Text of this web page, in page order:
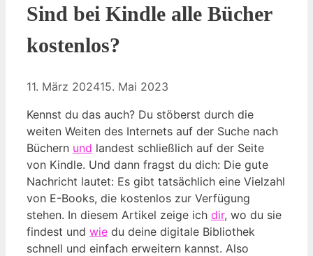
Sind bei Kindle alle Bücher
kostenlos?
11. März 202415. Mai 2023
Kennst du das auch? Du stöberst durch die
weiten Weiten des Internets auf der Suche nach
Büchern und landest schließlich auf der Seite
von Kindle. Und dann fragst du dich: Die gute
Nachricht lautet: Es gibt tatsächlich eine Vielzahl
von E-Books, die kostenlos zur Verfügung
stehen. In diesem Artikel zeige ich dir, wo du sie
findest und wie du deine digitale Bibliothek
schnell und einfach erweitern kannst. Also